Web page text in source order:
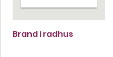
Brand i radhus